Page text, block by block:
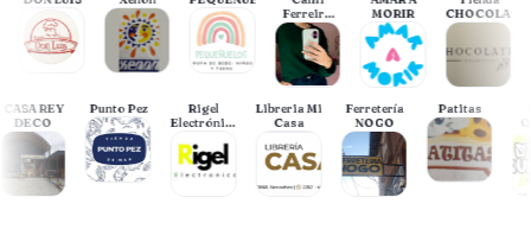
Ferreiro
Beauty
MORIR
CHOCOLATE
CASA REY
DECO
Punto Pez
Rigel
Electrónica
Libreria Mi
Casa
Ferretería
NOGO
Patitas